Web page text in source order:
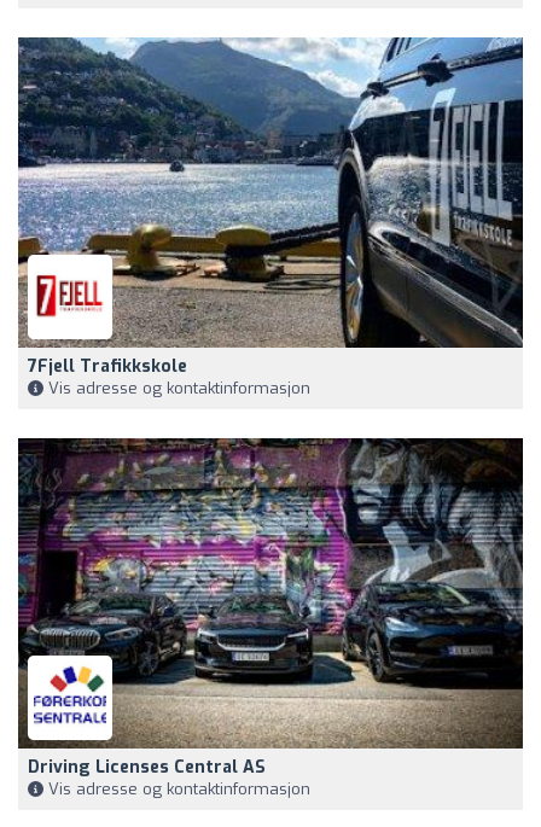
7Fjell Trafikkskole
Vis adresse og kontaktinformasjon
Driving Licenses Central AS
Vis adresse og kontaktinformasjon